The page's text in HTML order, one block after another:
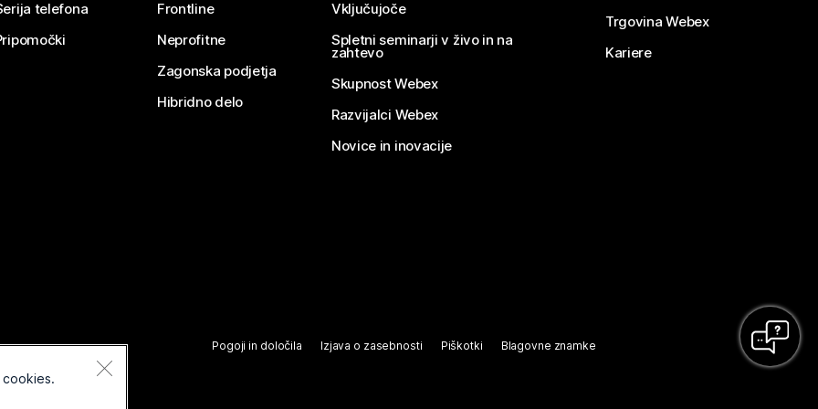
telefona
Frontline
Neprofitne
Zagonska podjetja
Hibridno delo
Vključujoče
Spletni seminarji v živo in na
zahtevo
Skupnost Webex
Razvijalci Webex
Novice in inovacije
Trgovina Webex
Kariere
Pogoji in določila Izjava o zasebnosti Piškotki Blagovne znamke